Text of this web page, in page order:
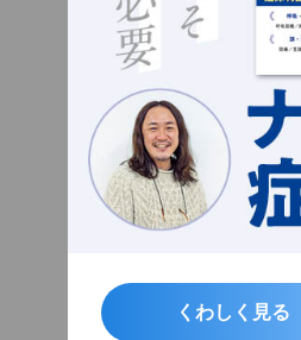
くわしく見る
くわしく見る